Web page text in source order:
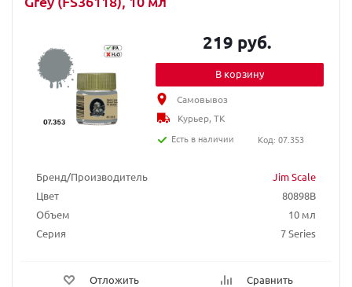
Бренд/Производитель
Jim Scale
Цвет
80898B
Объем
10 мл
Серия
7 Series
Отложить Сравнить
219 руб.
В корзину
Самовывоз
Курьер, ТК
Есть в наличии
Код: 07.353